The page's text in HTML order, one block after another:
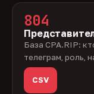
804
База CPA.RIP:
телеграм, роль,
CSV